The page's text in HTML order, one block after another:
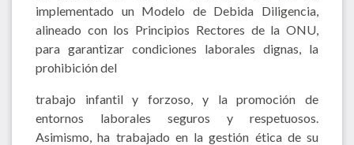
implementado un Modelo de Debida Diligencia,
alineado con los Principios Rectores de la ONU,
para garantizar condiciones laborales dignas, la
prohibición del
trabajo infantil y forzoso, y la promoción de
entornos laborales seguros y respetuosos.
Asimismo, ha trabajado en la gestión ética de su